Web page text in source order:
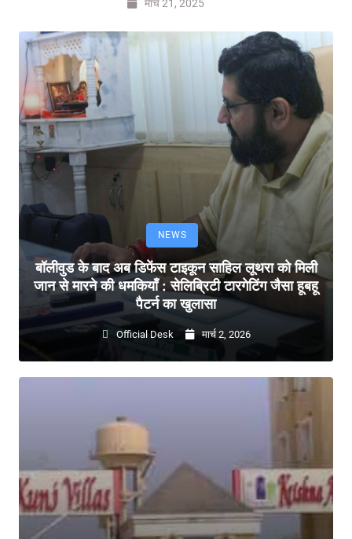
मार्च 21, 2025
NEWS
बॉलीवुड के बाद अब डिफेंस टाइकून साहिल लूथरा को मिली
जान से मारने की धमकियाँ : सेलिब्रिटी टारगेटिंग जैसा हूबहू
पैटर्न का खुलासा
Official Desk मार्च 2, 2026